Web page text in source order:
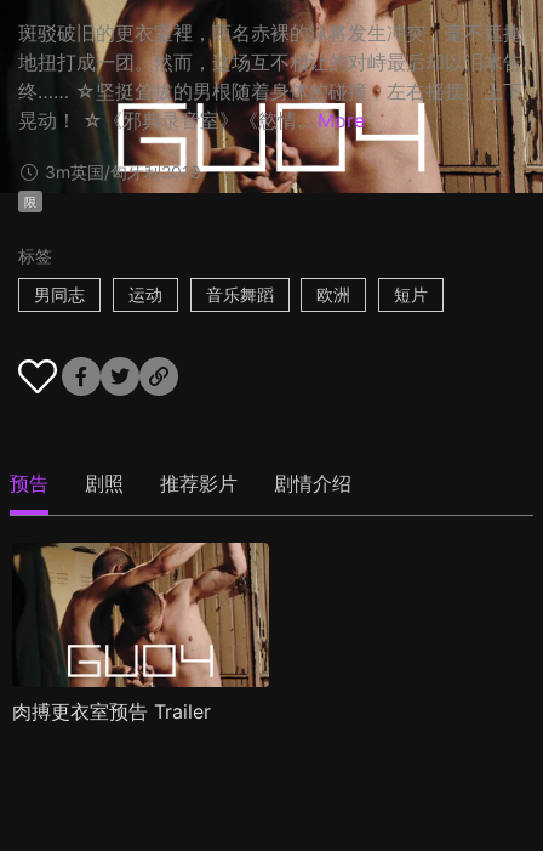
斑驳破旧的更衣室裡，两名赤裸的泳将发生冲突，毫不遮掩
地扭打成一团。然而，这场互不相让的对峙最后却以泪水告
终…… ☆坚挺耸拔的男根随着身体的碰撞，左右摇摆、上下
晃动！ ☆《邪典录音室》《慾情... More
3m英国/匈牙利2019
限
标签
男同志
运动 音乐舞蹈 欧洲 短片
预告 剧照 推荐影片 剧情介绍
肉搏更衣室预告 Trailer